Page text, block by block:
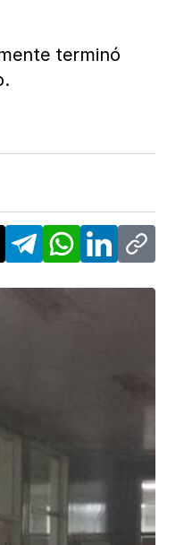
terminó
TelegramWhatsApp
LinkedInCopy